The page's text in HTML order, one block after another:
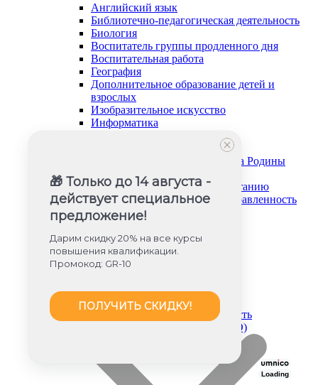
Английский язык
Библиотечно-педагогическая деятельность
Биология
Воспитатель группы продленного дня
Воспитательная работа
География
Дополнительное образование детей и
взрослых
Изобразительное искусство
Информатика
Основы безопасности и защита Родины
Русский язык и литература
Советник директора по воспитанию
Социально-гуманитарная направленность
Социальный педагог
Труд (технология)
Туризм и краеведение
Тьюторское сопровождение
Физическое воспитание
Химия
Художественная направленность
Дошкольное образование (ФГОС ДО)
Loading
🎁 Только до 14 августа -
действует специальное
предложение!
Дарим скидку 20% на все курсы
повышения квалификации.
Промокод: GR-10
ПОЛУЧИТЬ СКИДКУ!